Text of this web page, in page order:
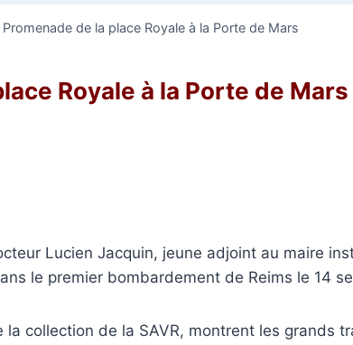
Promenade de la place Royale à la Porte de Mars
Royale à la Porte de Mars
Lucien Jacquin, jeune adjoint au maire
le premier bombardement de Reims le 14
collection de la SAVR, montrent les grands